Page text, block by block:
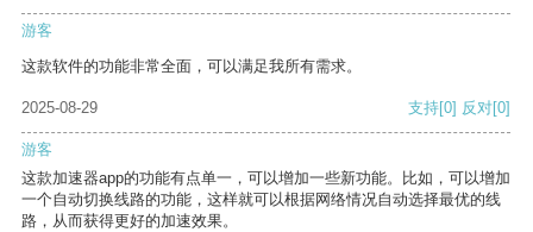
游客
这款软件的功能非常全面，可以满足我所有需求。
2025-08-29 支持[0] 反对[0]
游客
这款加速器app的功能有点单一，可以增加一些新功能。比如，可以增加
一个自动切换线路的功能，这样就可以根据网络情况自动选择最优的线
路，从而获得更好的加速效果。